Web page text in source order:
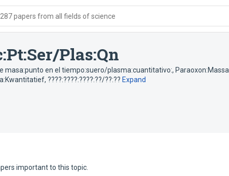
papers from all fields of science
Plas:Qn
masa:punto en el tiempo:suero/plasma:cuantitativo:, Paraoxon:Massa
, ????:????:????:??/??:?? Expand
important to this topic.